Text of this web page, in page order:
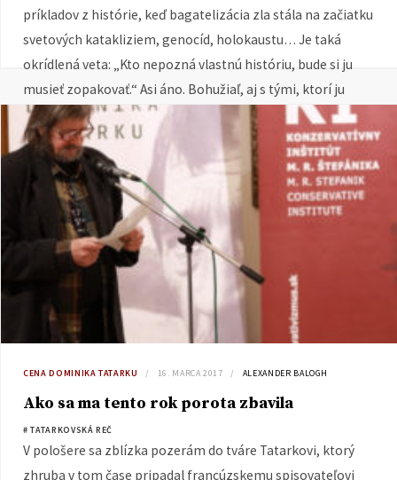
príkladov z histórie, keď bagatelizácia zla stála na začiatku
svetových katakliziem, genocíd, holokaustu… Je taká
okrídlená veta: „Kto nepozná vlastnú históriu, bude si ju
musieť zopakovať.“ Asi áno. Bohužiaľ, aj s tými, ktorí ju
poznajú.
CENA DOMINIKA TATARKU 16. MARCA 2017 ALEXANDER BALOGH
Ako sa ma tento rok porota zbavila
# TATARKOVSKÁ REČ
V pološere sa zblízka pozerám do tváre Tatarkovi, ktorý
zhruba v tom čase pripadal francúzskemu spisovateľovi